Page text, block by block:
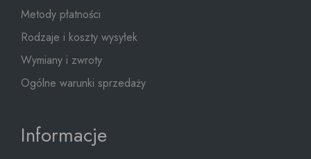
Metody płatności
Rodzaje i koszty wysyłek
Wymiany i zwroty
Ogólne warunki sprzedaży
Informacje